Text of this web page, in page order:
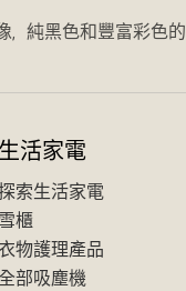
純黑色和豐富彩色
生活家電
探索生活家電
雪櫃
物護理產品
部吸塵機